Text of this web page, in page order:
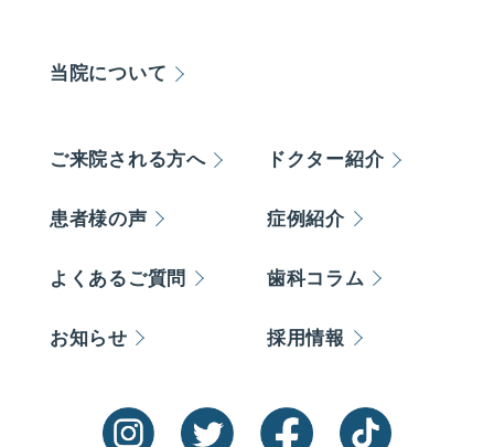
当院について
ご来院される方へ ドクター紹介
患者様の声 症例紹介
よくあるご質問 歯科コラム
お知らせ 採用情報